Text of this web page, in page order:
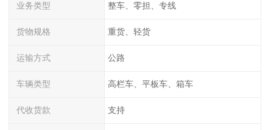
业务类型 整车、零担、专线
货物规格 重货、轻货
运输方式 公路
车辆类型 高栏车、平板车、箱车
代收货款 支持